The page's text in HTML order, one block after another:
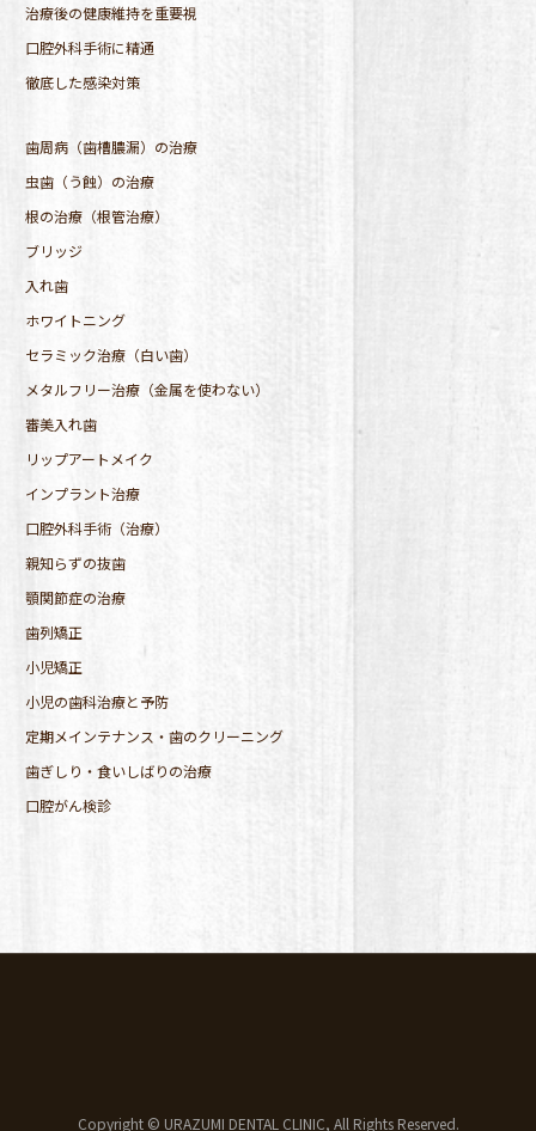
治療後の健康維持を重要視
口腔外科手術に精通
徹底した感染対策
歯周病（歯槽膿漏）の治療
虫歯（う蝕）の治療
根の治療（根管治療）
ブリッジ
入れ歯
ホワイトニング
セラミック治療（白い歯）
メタルフリー治療（金属を使わない）
審美入れ歯
リップアートメイク
インプラント治療
口腔外科手術（治療）
親知らずの抜歯
顎関節症の治療
歯列矯正
小児矯正
小児の歯科治療と予防
定期メインテナンス・歯のクリーニング
歯ぎしり・食いしばりの治療
口腔がん検診
Copyright © URAZUMI DENTAL CLINIC, All Rights Reserved.